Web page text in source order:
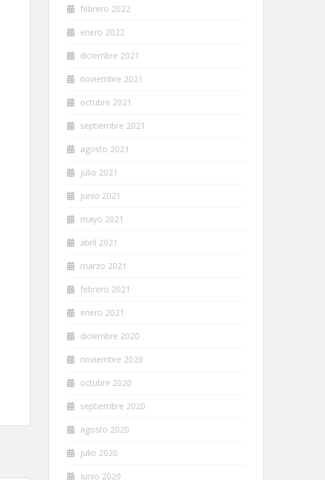
febrero 2022
enero 2022
diciembre 2021
noviembre 2021
octubre 2021
septiembre 2021
agosto 2021
julio 2021
junio 2021
mayo 2021
abril 2021
marzo 2021
febrero 2021
enero 2021
diciembre 2020
noviembre 2020
octubre 2020
septiembre 2020
agosto 2020
julio 2020
junio 2020